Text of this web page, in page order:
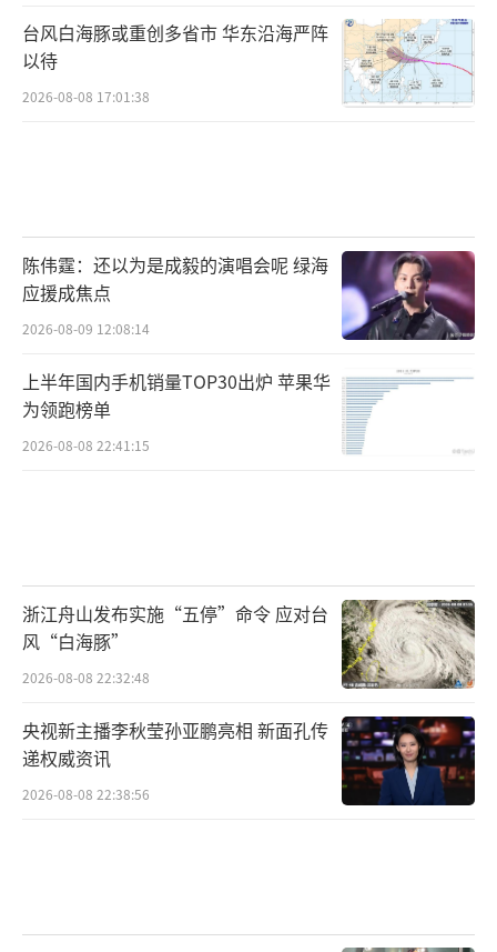
台风白海豚或重创多省市 华东沿海严阵
以待
2026-08-08 17:01:38
陈伟霆：还以为是成毅的演唱会呢 绿海
应援成焦点
2026-08-09 12:08:14
上半年国内手机销量TOP30出炉 苹果华
为领跑榜单
2026-08-08 22:41:15
浙江舟山发布实施“五停”命令 应对台
风“白海豚”
2026-08-08 22:32:48
央视新主播李秋莹孙亚鹏亮相 新面孔传
递权威资讯
2026-08-08 22:38:56